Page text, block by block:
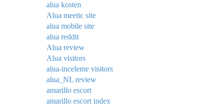
alua kosten
Alua meetic site
alua mobile site
alua reddit
Alua review
Alua visitors
alua-inceleme visitors
alua_NL review
amarillo escort
amarillo escort index